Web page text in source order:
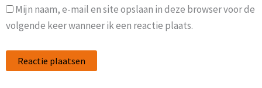
Mijn naam, e-mail en site opslaan in deze browser voor de
volgende keer wanneer ik een reactie plaats.